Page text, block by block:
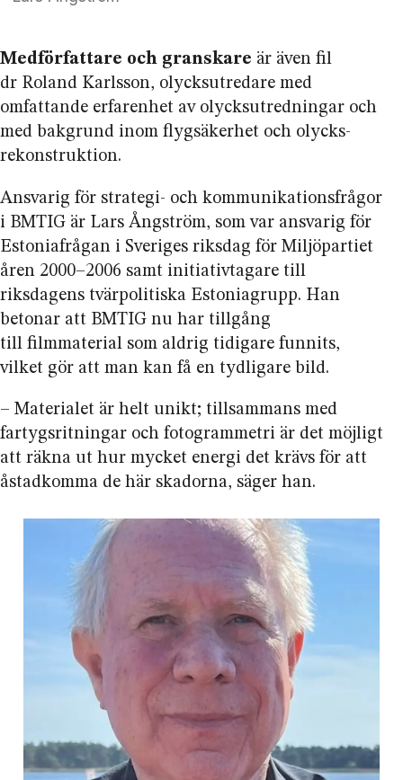
Medförfattare och granskare är även fil
dr Roland Karlsson, olycks­utredare med
omfattande erfarenhet av olycks­utredningar och
med bakgrund inom flygsäkerhet och olycks­
rekonstruktion.
Ansvarig för strategi- och kommunikations­frågor
i BMTIG är Lars Ångström, som var ansvarig för
Estonia­frågan i Sveriges riksdag för Miljö­partiet
åren 2000–2006 samt initiativtagare till
riksdagens tvärpolitiska Estoniagrupp. Han
betonar att BMTIG nu har tillgång
till filmmaterial som aldrig tidigare funnits,
vilket gör att man kan få en tydligare bild.
– Materialet är helt unikt; tillsammans med
fartygsritningar och fotogrammetri är det möjligt
att räkna ut hur mycket energi det krävs för att
åstadkomma de här skadorna, säger han.